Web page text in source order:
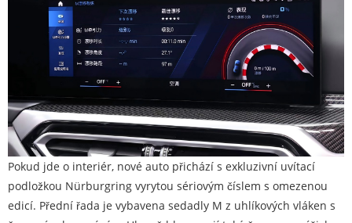
Pokud jde o interiér, nové auto přichází s exkluzivní uvítací
podložkou Nürburgring vyrytou sériovým číslem s omezenou
edicí. Přední řada je vybavena sedadly M z uhlíkových vláken s